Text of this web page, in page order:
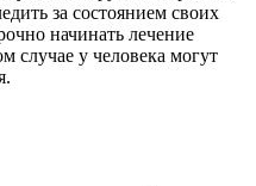
за состоянием своих
начинать лечение
случае у человека могут